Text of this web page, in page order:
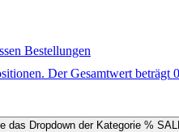
Bestellungen
Der Gesamtwert beträgt
das Dropdown der Kategorie %